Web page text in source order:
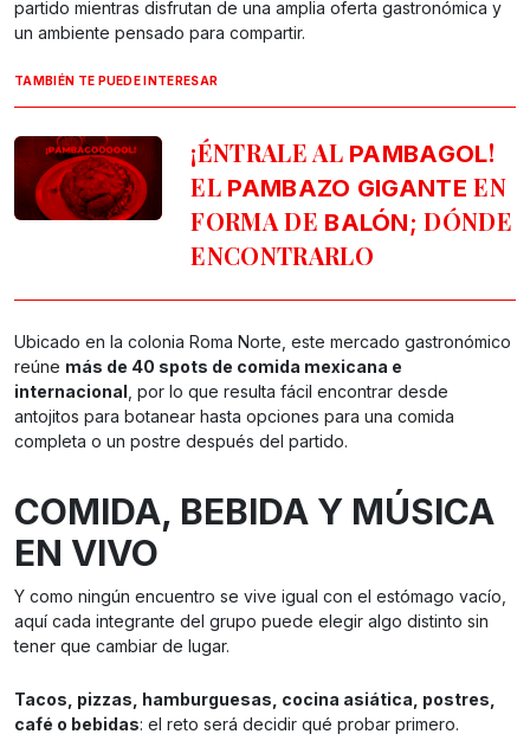
partido mientras disfrutan de una amplia oferta gastronómica y
un ambiente pensado para compartir.
TAMBIÉN TE PUEDE INTERESAR
¡ÉNTRALE AL PAMBAGOL!
EL PAMBAZO GIGANTE EN
FORMA DE BALÓN;DÓNDE
ENCONTRARLO
Ubicado en la colonia Roma Norte, este mercado gastronómico
reúne más de 40 spots de comida mexicana e
internacional , por lo que resulta fácil encontrar desde
antojitos para botanear hasta opciones para una comida
completa o un postre después del partido.
COMIDA, BEBIDA Y MÚSICA
EN VIVO
Y como ningún encuentro se vive igual con el estómago vacío,
aquí cada integrante del grupo puede elegir algo distinto sin
tener que cambiar de lugar.
Tacos, pizzas, hamburguesas, cocina asiática, postres,
café o bebidas: el reto será decidir qué probar primero.